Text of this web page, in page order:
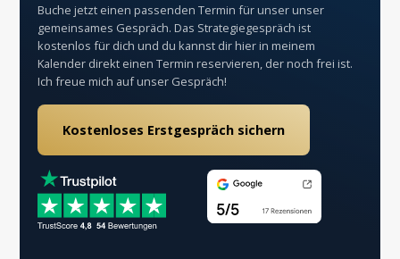
Buche jetzt einen passenden Termin für unser unser
gemeinsames Gespräch. Das Strategiegespräch ist
kostenlos für dich und du kannst dir hier in meinem
Kalender direkt einen Termin reservieren, der noch frei ist.
Ich freue mich auf unser Gespräch!
Kostenloses Erstgespräch sichern